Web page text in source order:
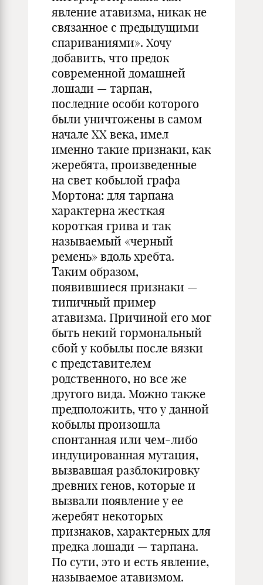
явление атавизма, никак не
связанное с предыдущими
спариваниями». Хочу
добавить, что предок
современной домашней
лошади — тарпан,
последние особи которого
были уничтожены в самом
начале XX века, имел
именно такие признаки, как
жеребята, произведенные
на свет кобылой графа
Мортона: для тарпана
характерна жесткая
короткая грива и так
называемый «черный
ремень» вдоль хребта.
Таким образом,
появившиеся признаки —
типичный пример
атавизма. Причиной его мог
быть некий гормональный
сбой у кобылы после вязки
с представителем
родственного, но все же
другого вида. Можно также
предположить, что у данной
кобылы произошла
спонтанная или чем-либо
индуцированная мутация,
вызвавшая разблокировку
древних генов, которые и
вызвали появление у ее
жеребят некоторых
признаков, характерных для
предка лошади — тарпана.
По сути, это и есть явление,
называемое атавизмом.